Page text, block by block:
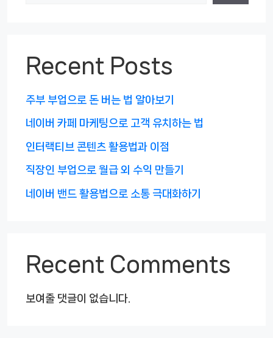
Recent Posts
주부 부업으로 돈 버는 법 알아보기
네이버 카페 마케팅으로 고객 유치하는 법
인터랙티브 콘텐츠 활용법과 이점
직장인 부업으로 월급 외 수익 만들기
네이버 밴드 활용법으로 소통 극대화하기
Recent Comments
보여줄 댓글이 없습니다.